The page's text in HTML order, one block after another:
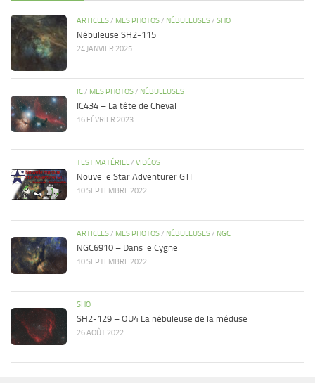
ARTICLES/ MES PHOTOS/ NÉBULEUSES/ SHO
Nébuleuse SH2-115
24 JANVIER 2025
IC/ MES PHOTOS/ NÉBULEUSES
IC434 – La tête de Cheval
16 FÉVRIER 2023
TEST MATÉRIEL/ VIDÉOS
Nouvelle Star Adventurer GTI
10 SEPTEMBRE 2022
ARTICLES/ MES PHOTOS/ NÉBULEUSES/ NGC
NGC6910 – Dans le Cygne
10 SEPTEMBRE 2022
SHO
SH2-129 – OU4 La nébuleuse de la méduse
26 AOÛT 2022